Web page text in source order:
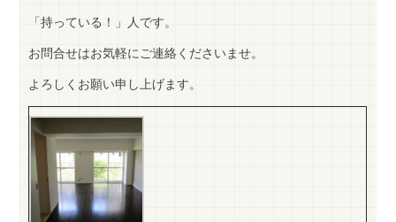
「持っている！」人です。
お問合せはお気軽にご連絡くださいませ。
よろしくお願い申し上げます。